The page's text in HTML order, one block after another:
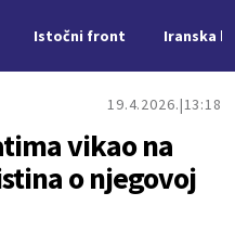
Istočni front Iranska
19.4.2026. 13:18
vikao na
o njegovoj